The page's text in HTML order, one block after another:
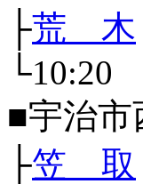
├荒 木
■宇治市
├笠 取